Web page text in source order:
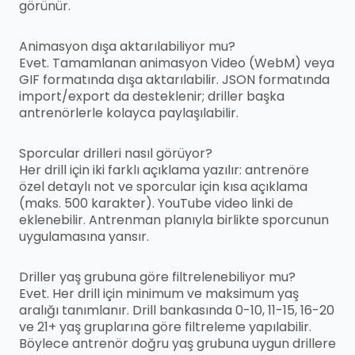
görünür.
Animasyon dışa aktarılabiliyor mu?
Evet. Tamamlanan animasyon Video (WebM) veya
GIF formatında dışa aktarılabilir. JSON formatında
import/export da desteklenir; driller başka
antrenörlerle kolayca paylaşılabilir.
Sporcular drilleri nasıl görüyor?
Her drill için iki farklı açıklama yazılır: antrenöre
özel detaylı not ve sporcular için kısa açıklama
(maks. 500 karakter). YouTube video linki de
eklenebilir. Antrenman planıyla birlikte sporcunun
uygulamasına yansır.
Driller yaş grubuna göre filtrelenebiliyor mu?
Evet. Her drill için minimum ve maksimum yaş
aralığı tanımlanır. Drill bankasında 0-10, 11-15, 16-20
ve 21+ yaş gruplarına göre filtreleme yapılabilir.
Böylece antrenör doğru yaş grubuna uygun drillere